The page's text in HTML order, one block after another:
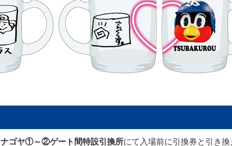
ゴヤ①～②ゲート間特設引換所にて入場前に引換券と引き